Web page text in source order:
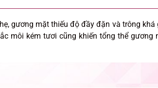
gương mặt thiếu độ đầy đặn và trông
môi kém tươi cũng khiến tổng thể gương